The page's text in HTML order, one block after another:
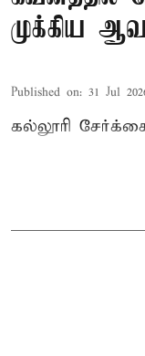
முக்கிய
Published on: 31 Jul
கல்லூரி